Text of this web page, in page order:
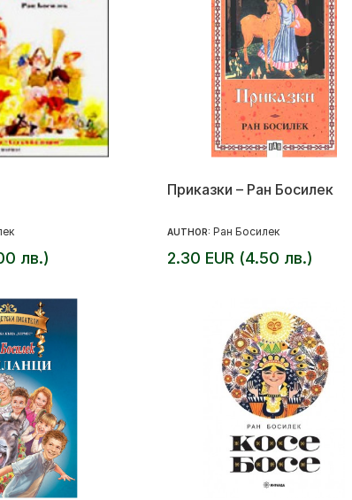
лв.)
Приказки – Ран Босилек
AUTHOR: Ран Босилек
2.30 EUR (4.50 лв.)